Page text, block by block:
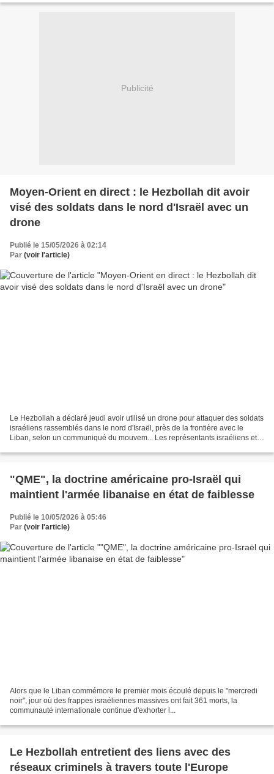
Publicité
Moyen-Orient en direct : le Hezbollah dit avoir
visé des soldats dans le nord d'Israël avec un
drone
Publié le 15/05/2026 à 02:14
Par (voir l'article)
Le Hezbollah a déclaré jeudi avoir utilisé un drone pour attaquer des soldats
israéliens rassemblés dans le nord d'Israël, près de la frontière avec le
Liban, selon un communiqué du mouvem... Les représentants israéliens et
"QME", la doctrine américaine pro-Israël qui
maintient l'armée libanaise en état de faiblesse
Publié le 10/05/2026 à 05:46
Par (voir l'article)
Alors que le Liban commémore le premier mois écoulé depuis le "mercredi
noir", jour où des frappes israéliennes massives ont fait 361 morts, la
communauté internationale continue d'exhorter l...
Le Hezbollah entretient des liens avec des
réseaux criminels à travers toute l'Europe